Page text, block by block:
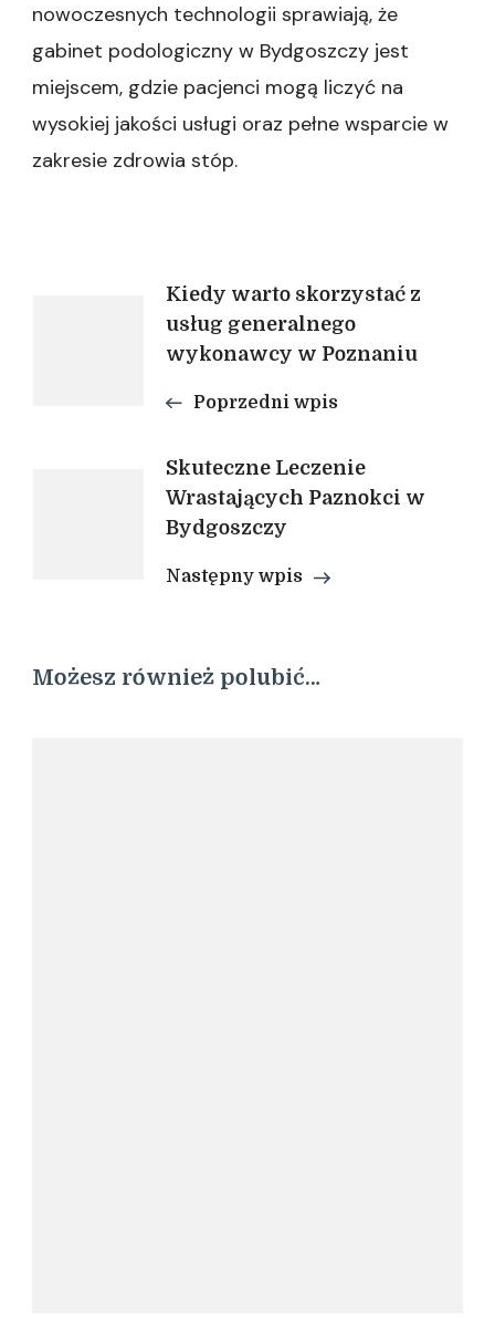
nowoczesnych technologii sprawiają, że
gabinet podologiczny w Bydgoszczy jest
miejscem, gdzie pacjenci mogą liczyć na
wysokiej jakości usługi oraz pełne wsparcie w
zakresie zdrowia stóp.
Nawigacja
wpisu
Kiedy warto skorzystać z
usług generalnego
wykonawcy w Poznaniu
Poprzedni wpis
Skuteczne Leczenie
Wrastających Paznokci w
Bydgoszczy
Następny wpis
Możesz również polubić…